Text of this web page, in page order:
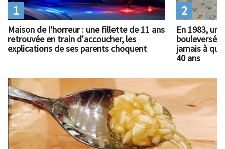
Maison de l'horreur : une fillette de 11 ans
retrouvée en train d'accoucher, les
explications de ses parents choquent
1
En 1983, un
bouleversé
jamais à
40 ans
2